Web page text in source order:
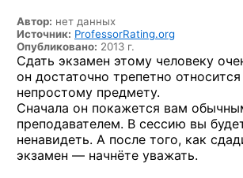
Автор: нет данных
Источник: ProfessorRating.org
Опубликовано: 2013 г.
Сдать экзамен этому человеку
он достаточно трепетно
непростому предмету.
Сначала он покажется вам
преподавателем. В сессию вы
ненавидеть. А после того, как
экзамен — начнёте уважать.